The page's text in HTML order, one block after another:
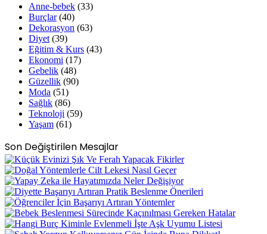
Anne-bebek (33)
Burçlar(40)
Dekorasyon (63)
Diyet (39)
Eğitim & Kurs (43)
Ekonomi (17)
Gebelik (48)
Güzellik (90)
Moda (51)
Sağlık (86)
Teknoloji (59)
Yaşam (61)
Son Değiştirilen Mesajlar